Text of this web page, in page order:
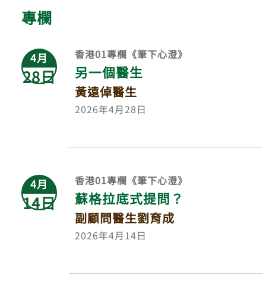
專欄
4月
28日
香港01專欄《筆下心澄》
另一個醫生
黃遠倬醫生
2026年4月28日
4月
14日
香港01專欄《筆下心澄》
蘇格拉底式提問？
副顧問醫生劉育成
2026年4月14日